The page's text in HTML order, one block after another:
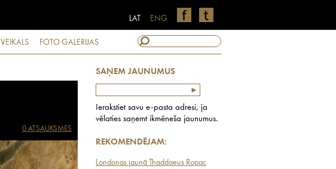
ENG
LAT
VEIKALS FOTO GALERIJAS
SAŅEM JAUNUMUS
Ierakstiet savu e-pasta adresi, ja
vēlaties saņemt ikmēneša jaunumus.
REKOMENDĒJAM:
Londonas jaunā Thaddaeus Ropac
0 ATSAUKSMES